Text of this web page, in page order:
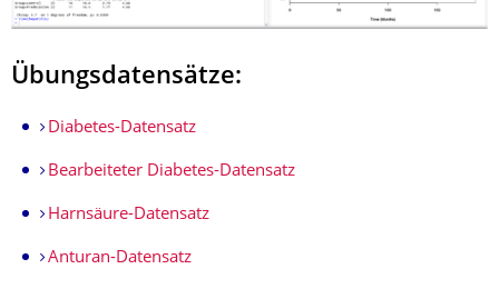
Übungsdatensätze:
Diabetes-Datensatz
Bearbeiteter Diabetes-Datensatz
Harnsäure-Datensatz
Anturan-Datensatz